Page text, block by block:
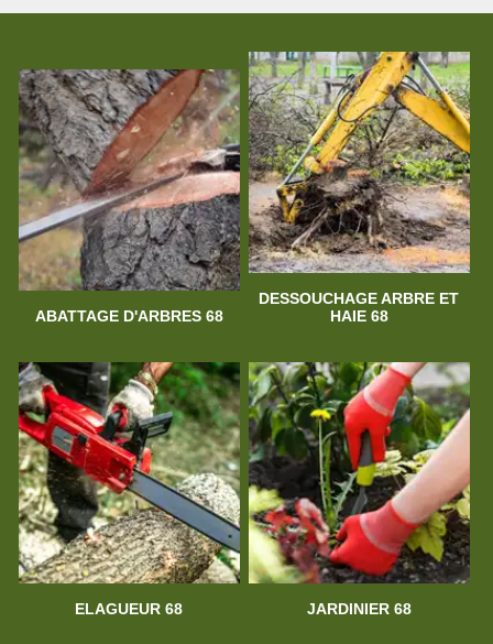
ABATTAGE D'ARBRES 68
DESSOUCHAGE ARBRE ET
HAIE 68
ELAGUEUR 68 JARDINIER 68